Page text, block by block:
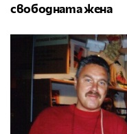
свободната жена